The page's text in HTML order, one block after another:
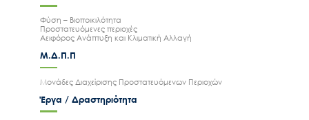
Φύση – Βιοποικιλότητα
Προστατευόμενες περιοχές
Αειφόρος Ανάπτυξη και Κλιματική Αλλαγή
Μ.Δ.Π.Π
Μονάδες Διαχείρισης Προστατευόμενων Περιοχών
Έργα / Δραστηριότητα